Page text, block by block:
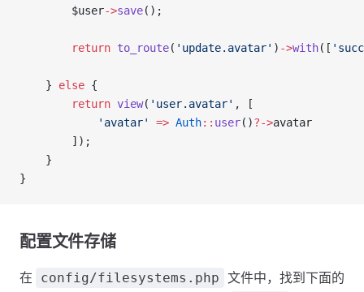
        $user
->save();
        return
to_route( 'update.avatar' ) ->with([
    }
else {
        return
view( 'user.avatar' , [
            'avatar'
=> Auth:: user()?->avatar
        ]);
    }
}
配置文件存储
在 config/filesystems.php 文件中，找到下面的